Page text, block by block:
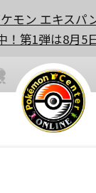
ケモン エキスパ
！第1弾は8月5